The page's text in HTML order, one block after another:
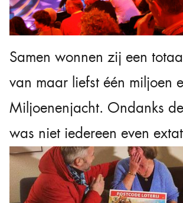
Samen wonnen zij een
van maar liefst één miljoen
Miljoenenjacht. Ondanks
was niet iedereen even